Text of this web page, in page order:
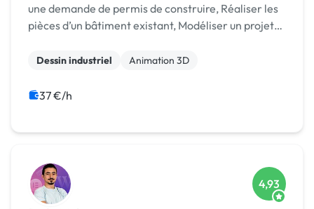
une demande de permis de construire, Réaliser les
pièces d’un bâtiment existant, Modéliser un projet
Dessin industriel Animation 3D
37 €/h
4,93